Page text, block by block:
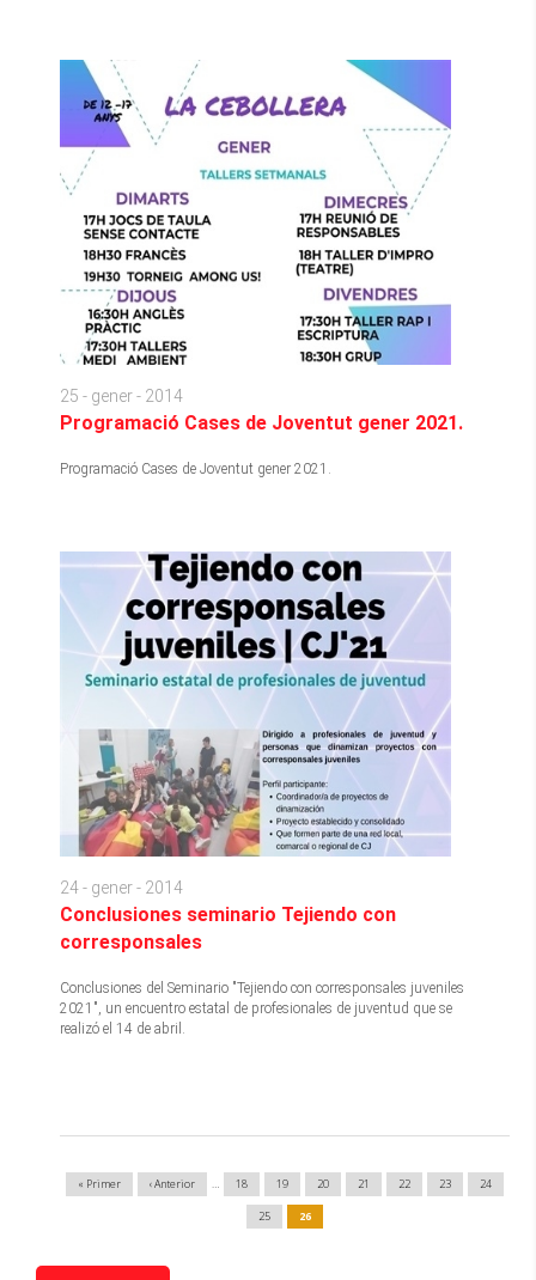
25 - gener - 2014
Programació Cases de Joventut gener 2021.
Programació Cases de Joventut gener 2021.
24 - gener - 2014
Conclusiones seminario Tejiendo con
corresponsales
Conclusiones del Seminario "Tejiendo con corresponsales juveniles
2021", un encuentro estatal de profesionales de juventud que se
realizó el 14 de abril.
Primera
pàgina
« Primer
Pàgina
anterior
‹ Anterior … Page
18 Page
19 Page
20 Page
21 Page
22 Page
23 Page
24
Page
25
Pàgina
actual
26